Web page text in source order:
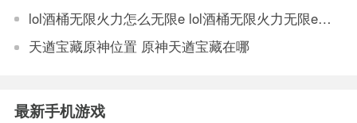
lol酒桶无限火力怎么无限e lol酒桶无限火力无限e出装推荐
天遒宝藏原神位置 原神天遒宝藏在哪
最新手机游戏